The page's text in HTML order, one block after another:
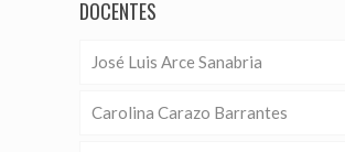
DOCENTES
José Luis Arce Sanabria
Carolina Carazo Barrantes